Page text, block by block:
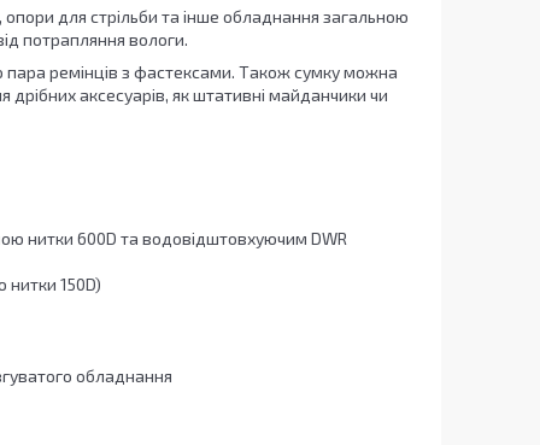
для стрільби та інше обладнання загальною
потрапляння вологи.
пара ремінців з фастексами. Також сумку можна
аксесуарів, як штативні майданчики чи
нитки 600D та водовідштовхуючим DWR
нитки 150D)
обладнання